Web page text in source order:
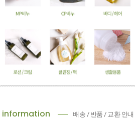
information 배송 / 반품 / 교환 안내